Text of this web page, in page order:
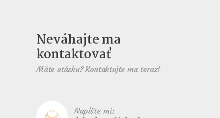
Neváhajte ma
kontaktovať
Máte otázku? Kontaktujte ma teraz!
Napíšte mi: